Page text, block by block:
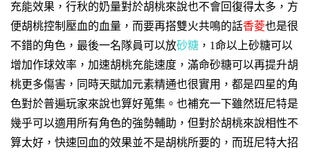
充能效果，行秋的奶量對於胡桃來說也不會回復得太多，方
便胡桃控制壓血的血量，而要再搭雙火共鳴的話香菱也是很
不錯的角色，最後一名隊員可以放砂糖 ，1命以上砂糖可以
增加作球效率，加速胡桃充能速度，滿命砂糖可以再提升胡
桃更多傷害，同時天賦加元素精通也很實用，都是四星的角
色對於普遍玩家來說也算好蒐集。也補充一下雖然班尼特是
幾乎可以適用所有角色的強勢輔助，但對於胡桃來說相性不
算太好，快速回血的效果並不是胡桃所要的，而班尼特大招